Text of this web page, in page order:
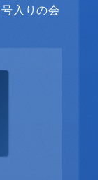
入りの会